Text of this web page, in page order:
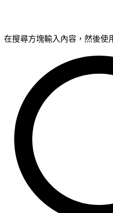
在搜尋方塊輸入內容，然後使